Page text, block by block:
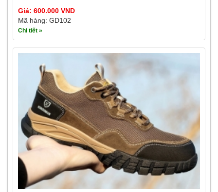
Giá: 600.000 VND
Mã hàng: GD102
Chi tiết »